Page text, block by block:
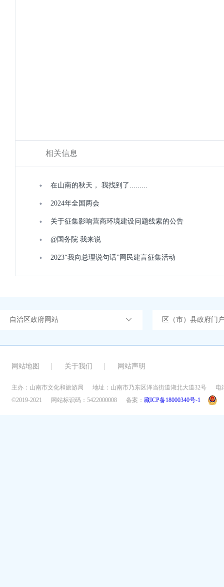
相关信息
在山南的秋天， 我找到了.........
2024年全国两会
关于征集影响营商环境建设问题线索的公告
@国务院 我来说
2023“我向总理说句话”网民建言征集活动
自治区政府网站 区（市）县政府门
网站地图 关于我们 网站声明
主办：山南市文化和旅游局 地址：山南市乃东区泽当街道湖北大道32号
电
©2019-2021
网站标识码：5422000008 备案： 藏ICP备18000340号-1